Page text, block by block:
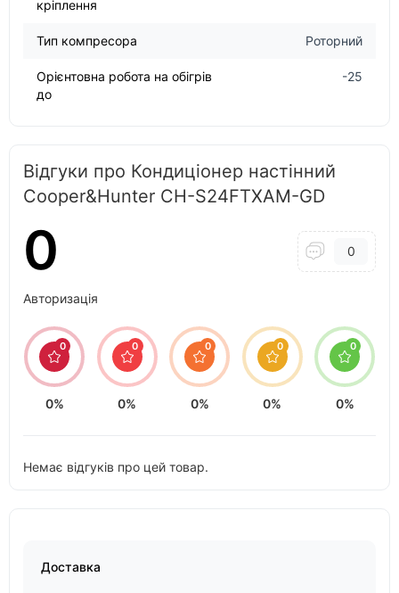
кріплення
Тип компресора Роторний
Орієнтовна робота на обігрів
до
-25
Відгуки про Кондиціонер настінний
Cooper&Hunter CH-S24FTXAM-GD
0 0
Авторизація
0
0%
0
0%
0
0%
0
0%
0
0%
Немає відгуків про цей товар.
Доставка